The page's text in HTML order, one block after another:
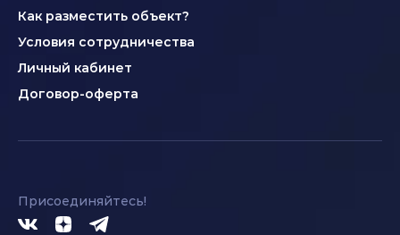
Как разместить объект?
Условия сотрудничества
Личный кабинет
Договор-оферта
Присоединяйтесь!